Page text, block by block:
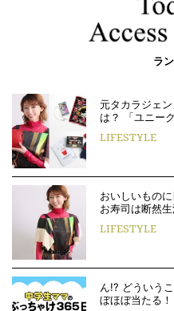
ラ
元タカラジェ
は？ 「ユニー
LIFESTYLE
おいしいもの
お寿司は断然
LIFESTYLE
ん!? どういう
ぼほぼ当たる